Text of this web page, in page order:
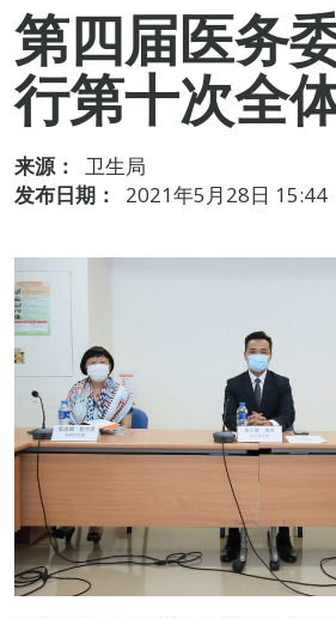
第四届医务
行第十次全
来源：
卫生局
发布日期：
2021年5月28日 15:44